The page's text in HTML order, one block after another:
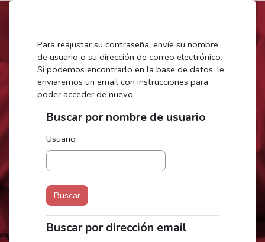
Saltar al contenido principal
Para reajustar su contraseña, envíe su nombre
de usuario o su dirección de correo electrónico.
Si podemos encontrarlo en la base de datos, le
enviaremos un email con instrucciones para
poder acceder de nuevo.
Buscar por nombre de usuario
Buscar por nombre de usuario
Usuario
Buscar por dirección email
Buscar por dirección email